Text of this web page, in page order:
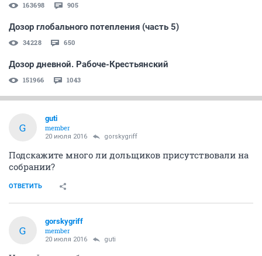
163698 905
Дозор глобального потепления (часть 5)
34228 650
Дозор дневной. Рабоче-Крестьянский
151966 1043
G
guti
member
20 июля 2016 gorskygriff
Подскажите много ли дольщиков присутствовали на
собрании?
ОТВЕТИТЬ
G
gorskygriff
member
20 июля 2016 guti